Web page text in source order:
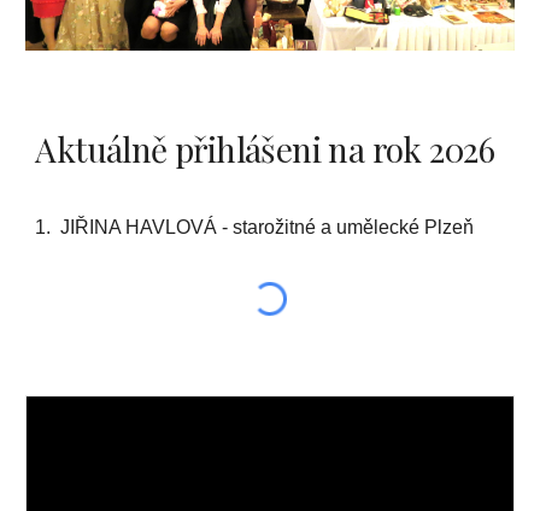
Aktuálně přihlášeni na rok 2026
1. JIŘINA HAVLOVÁ - starožitné a umělecké Plzeň